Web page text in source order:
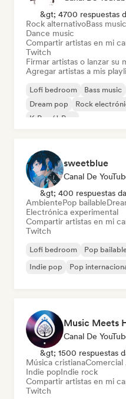
&gt; 4700 respuestas
Rock alternativoBass music
Dance music
Compartir artistas en mi
Twitch
Firmar artistas o lanzar su
Agregar artistas a mis
Lofi bedroom Bass music
Dream pop
Rock
K-Pop/J-Pop
sweetblue
Canal De
&gt; 400 respuestas
AmbientePop bailable
Electrónica experimental
Compartir artistas en mi
Twitch
Lofi bedroom Pop
Indie pop
Pop
Music Meets
Canal De
&gt; 1500 respuestas
Música cristianaComercial
Indie popIndie rock
Compartir artistas en mi
Twitch